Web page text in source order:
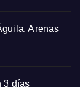
Arenas
3 días